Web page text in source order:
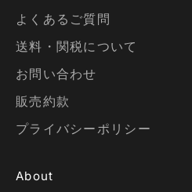
よくあるご質問
送料・関税について
お問い合わせ
販売約款
プライバシーポリシー
About